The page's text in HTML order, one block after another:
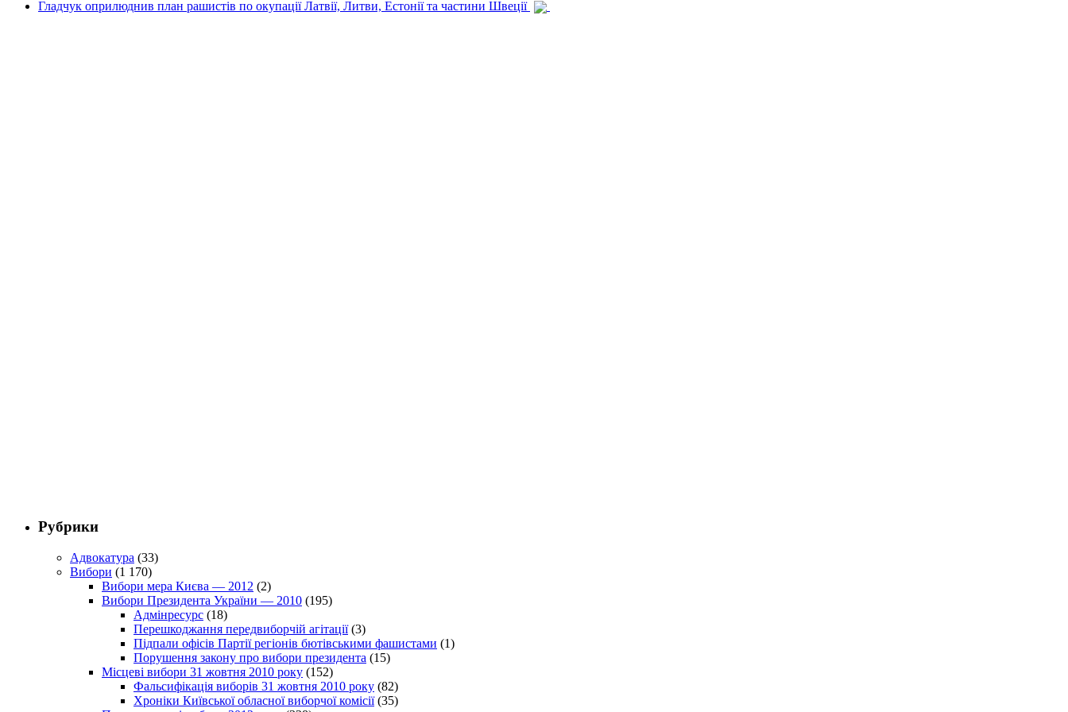
Гладчук оприлюднив план рашистів по окупації Латвії, Литви, Естонії та частини Швеції
Рубрики
Адвокатура (33)
Вибори (1 170)
Вибори мера Києва — 2012 (2)
Вибори Президента України — 2010 (195)
Адмінресурс (18)
Перешкоджання передвиборчій агітації(3)
Підпали офісів Партії регіонів бютівськими фашистами (1)
Порушення закону про вибори президента (15)
Місцеві вибори 31 жовтня 2010 року (152)
Фальсифікація виборів 31 жовтня 2010 року (82)
Хроніки Київської обласної виборчої комісії(35)